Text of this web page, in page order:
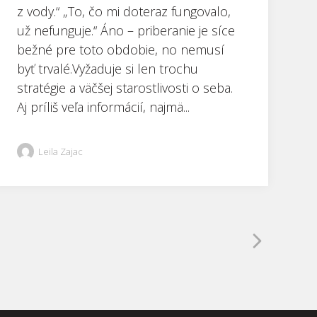
z vody.“ „To, čo mi doteraz fungovalo,
už nefunguje.“ Áno – priberanie je síce
bežné pre toto obdobie, no nemusí
byť trvalé.Vyžaduje si len trochu
stratégie a väčšej starostlivosti o seba.
Aj príliš veľa informácií, najmä...
Leila Zajac